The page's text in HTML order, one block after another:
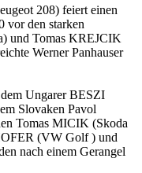
208) feiert einen
vor den starken
und Tomas KREJCIK
Werner Panhauser
Ungarer BESZI
Slovaken Pavol
Tomas MICIK (Skoda
(VW Golf ) und
nach einem Gerangel